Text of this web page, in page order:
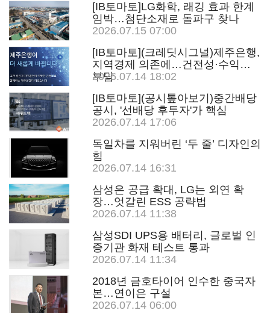
[IB토마토]LG화학, 래깅 효과 한계
임박…첨단소재로 돌파구 찾나
2026.07.15 07:00
[IB토마토](크레딧시그널)제주은행,
지역경제 의존에…건전성·수익성
부담
2026.07.14 18:02
[IB토마토](공시톺아보기)중간배당
공시, '선배당 후투자'가 핵심
2026.07.14 17:06
독일차를 지워버린 ‘두 줄’ 디자인의
힘
2026.07.14 16:31
삼성은 공급 확대, LG는 외연 확
장…엇갈린 ESS 공략법
2026.07.14 11:38
삼성SDI UPS용 배터리, 글로벌 인
증기관 화재 테스트 통과
2026.07.14 11:34
2018년 금호타이어 인수한 중국자
본…연이은 구설
2026.07.14 06:00